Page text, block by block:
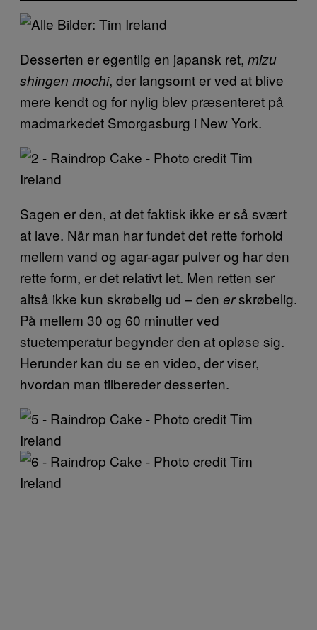
Desserten er egentlig en japansk ret, mizu
shingen mochi, der langsomt er ved at blive
mere kendt og for nylig blev præsenteret på
madmarkedet Smorgasburg i New York.
Sagen er den, at det faktisk ikke er så svært
at lave. Når man har fundet det rette forhold
mellem vand og agar-agar pulver og har den
rette form, er det relativt let. Men retten ser
altså ikke kun skrøbelig ud – den erskrøbelig.
På mellem 30 og 60 minutter ved
stuetemperatur begynder den at opløse sig.
Herunder kan du se en video, der viser,
hvordan man tilbereder desserten.